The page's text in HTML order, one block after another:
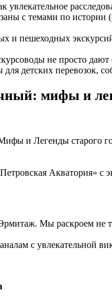
увлекательное
с темами по истории
и пешеходных
не просто дают
детских перевозок,
мифы и
и Легенды старого
Акватория» с
Мы раскроем не
с увлекательной